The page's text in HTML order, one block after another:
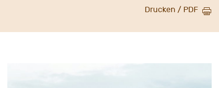
Drucken / PDF